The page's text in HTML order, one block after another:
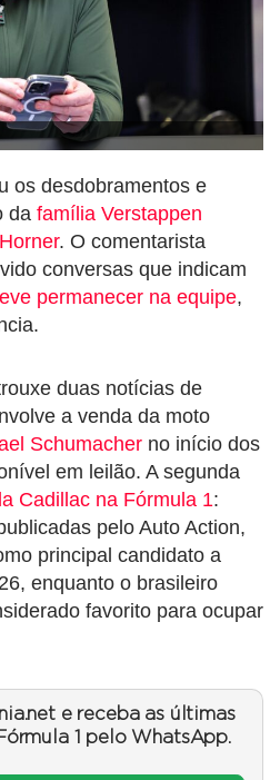
os desdobramentos e
da família Verstappen
. O comentarista
conversas que indicam
permanecer na equipe,
duas notícias de
a venda da moto
Schumacher no início dos
em leilão. A segunda
Cadillac na Fórmula 1:
pelo Auto Action,
principal candidato a
enquanto o brasileiro
favorito para ocupar
e receba as últimas
1 pelo WhatsApp.